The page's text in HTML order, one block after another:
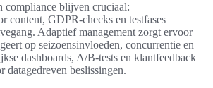
compliance blijven cruciaal:
content, GDPR‑checks en testfases
Adaptief management zorgt ervoor
op seizoensinvloeden, concurrentie en
dashboards, A/B‑tests en klantfeedback
datagedreven beslissingen.